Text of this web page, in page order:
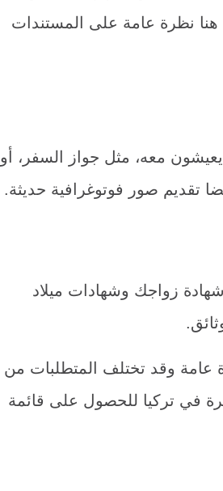
نظرة عامة على المستندات
معه، مثل جواز السفر، أو
تقديم صور فوتوغرافية حديثة.
زواجك وشهادات ميلاد
عامة وقد تختلف المتطلبات من
في تركيا للحصول على قائمة